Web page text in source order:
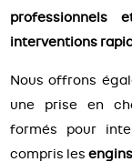
professionnels
interventions
Nous offrons
une prise en
formés pour
compris les